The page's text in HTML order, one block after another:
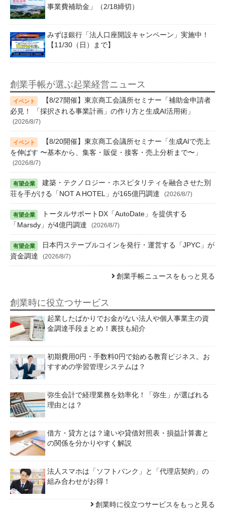
事業費補助金」（2/18締切）
みずほ銀行「法人口座開設キャンペーン」実施中！
【11/30（日）まで】
創業手帳が選ぶ起業経営ニュース
【8/27開催】東京商工会議所セミナー「補助金申請者
必見！ 「採択される事業計画」の作り方と生成AI活用術」
(2026/8/7)
【8/20開催】東京商工会議所セミナー「生成AIで売上
を伸ばす 〜基本から、集客・販促・接客・売上分析まで〜」
(2026/8/7)
建築・テクノロジー・ホスピタリティを融合させた別
荘を手がける「NOT A HOTEL」が165億円調達
(2026/8/7)
トータルサポートDX「AutoDate」を提供する
「Marsdy」が4億円調達
(2026/8/7)
日本円ステーブルコインを発行・運営する「JPYC」が
資金調達
(2026/8/7)
創業手帳ニュースをもっと見る
創業時に役立つサービス
起業したばかりでお金がない法人や個人事業主の資
金調達手段まとめ！裏技も紹介
初期費用0円・手数料0円で始める教育ビジネス。お
すすめの学習管理システムは？
弥生会計で経理業務を効率化！「弥生」が選ばれる
理由とは？
借方・貸方とは？違いや貸借対照表・損益計算書と
の関係を分かりやすく解説
法人スマホは「ソフトバンク」と「代理店契約」の
組み合わせがお得！
創業時に役立つサービスをもっと見る